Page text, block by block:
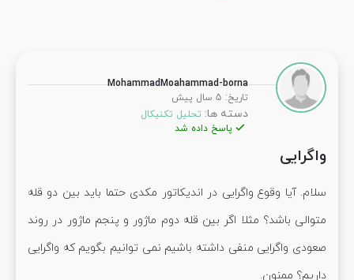
MohammadMoahammad-borna
تاریخ: 5 سال پیش
دسته ها: تحلیل تکنیکال
پاسخ داده شد
واگرایی
سلام. آیا وقوع واگرایی در اندیکاتور مکدی حتما باید بین دو قله
متوالی باشد؟ مثلا اگر بین قله دوم ماژور و پنجم ماژور در روند
صعودی واگرایی منفی داشته باشیم نمی توانیم بگویم که واگرایی
داریم؟ ممنون.